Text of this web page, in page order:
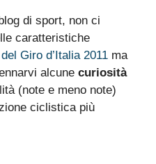
di sport, non ci
caratteristiche
Giro d’Italia 2011 ma
alcune curiosità
(note e meno note)
ciclistica più